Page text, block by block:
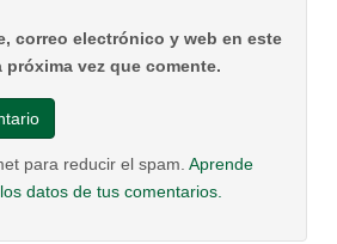
correo electrónico y web en este
próxima vez que comente.
para reducir el spam. Aprende
datos de tus comentarios.